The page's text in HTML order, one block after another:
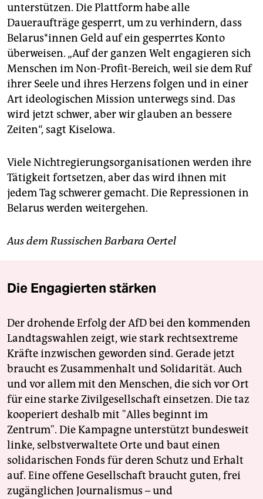
unterstützen. Die Plattform habe alle
Daueraufträge gesperrt, um zu verhindern, dass
Be­la­rus*­in­nen Geld auf ein gesperrtes Konto
überweisen. „Auf der ganzen Welt engagieren sich
Menschen im Non-Profit-Bereich, weil sie dem Ruf
ihrer Seele und ihres Herzens folgen und in einer
Art ideologischen Mission unterwegs sind. Das
wird jetzt schwer, aber wir glauben an bessere
Zeiten“, sagt Kiselowa.
Viele Nichtregierungsorganisationen werden ihre
Tätigkeit fortsetzen, aber das wird ihnen mit
jedem Tag schwerer gemacht. Die Repressionen in
Belarus werden weitergehen.
Aus dem Russischen Barbara Oertel
Die Engagierten stärken
Der drohende Erfolg der AfD bei den kommenden
Landtagswahlen zeigt, wie stark rechtsextreme
Kräfte inzwischen geworden sind. Gerade jetzt
braucht es Zusammenhalt und Solidarität. Auch
und vor allem mit den Menschen, die sich vor Ort
für eine starke Zivilgesellschaft einsetzen. Die taz
kooperiert deshalb mit "Alles beginnt im
Zentrum". Die Kampagne unterstützt bundesweit
linke, selbstverwaltete Orte und baut einen
solidarischen Fonds für deren Schutz und Erhalt
auf. Eine offene Gesellschaft braucht guten, frei
zugänglichen Journalismus – und